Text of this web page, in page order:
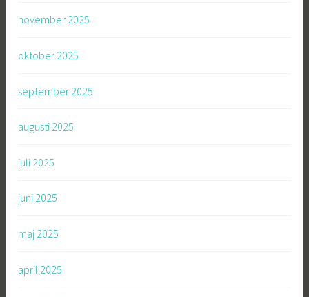
november 2025
oktober 2025
september 2025
augusti 2025
juli 2025
juni 2025
maj 2025
april 2025